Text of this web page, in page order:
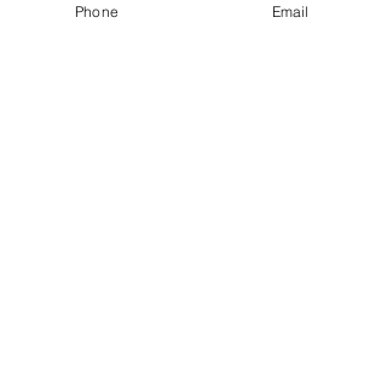
Phone Email